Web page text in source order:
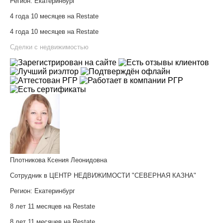
4 года 10 месяцев на Restate
4 года 10 месяцев на Restate
Сделки с недвижимостью
Плотникова Ксения Леонидовна
Сотрудник в ЦЕНТР НЕДВИЖИМОСТИ "СЕВЕРНАЯ КАЗНА"
Регион: Екатеринбург
8 лет 11 месяцев на Restate